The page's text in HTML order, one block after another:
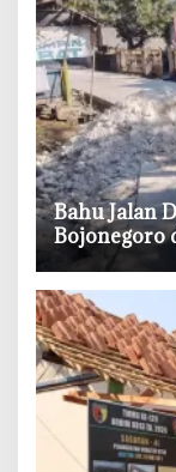
‎Bahu Jalan
Bojonegoro
Tengah Terik